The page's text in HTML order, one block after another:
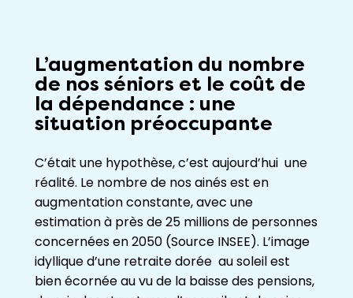
L’augmentation du nombre
de nos séniors et le coût de
la dépendance : une
situation préoccupante
C’était une hypothèse, c’est aujourd’hui une
réalité. Le nombre de nos ainés est en
augmentation constante, avec une
estimation à près de 25 millions de personnes
concernées en 2050 (Source INSEE). L’image
idyllique d’une retraite dorée au soleil est
bien écornée au vu de la baisse des pensions,